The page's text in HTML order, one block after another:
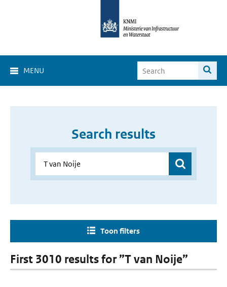
MENU
Search results
Toon filters
First 3010 results for ”T van Noije”